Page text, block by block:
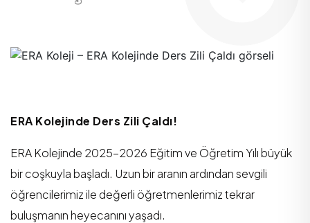
ERA Kolejinde Ders Zili Çaldı!
ERA Kolejinde 2025-2026 Eğitim ve Öğretim Yılı büyük
bir coşkuyla başladı. Uzun bir aranın ardından sevgili
öğrencilerimiz ile değerli öğretmenlerimiz tekrar
buluşmanın heyecanını yaşadı.